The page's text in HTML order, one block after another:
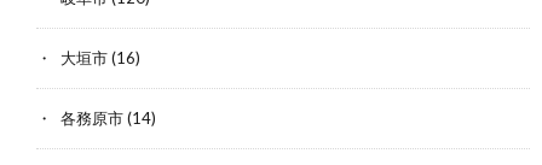
大垣市(16)
各務原市(14)